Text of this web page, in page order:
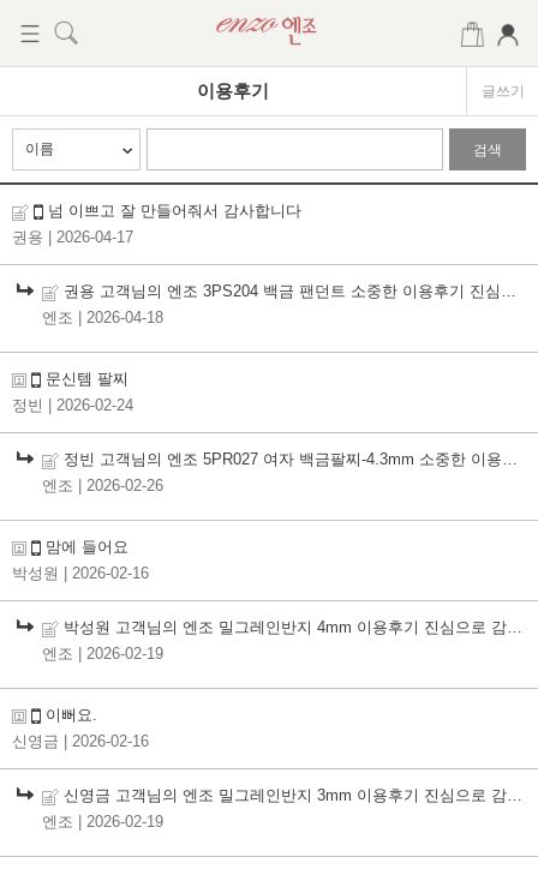
이용후기 글쓰기
검색
넘 이쁘고 잘 만들어줘서 감사합니다
권용
| 2026-04-17
권용 고객님의 엔조 3PS204 백금 팬던트 소중한 이용후기 진심으로 감사드립니다
엔조
| 2026-04-18
문신템 팔찌
정빈
| 2026-02-24
정빈 고객님의 엔조 5PR027 여자 백금팔찌-4.3mm 소중한 이용후기 진심으로 감사드립니다
엔조
| 2026-02-26
맘에 들어요
박성원
| 2026-02-16
박성원 고객님의 엔조 밀그레인반지 4mm 이용후기 진심으로 감사드립니다.
엔조
| 2026-02-19
이뻐요.
신영금
| 2026-02-16
신영금 고객님의 엔조 밀그레인반지 3mm 이용후기 진심으로 감사드립니다
엔조
| 2026-02-19